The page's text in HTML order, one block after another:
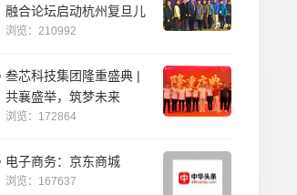
融合论坛启动杭州复旦儿
童医院“复星”计划
浏览：210992
叁芯科技集团隆重盛典 |
共襄盛举，筑梦未来
浏览：172864
电子商务：京东商城
浏览：167637